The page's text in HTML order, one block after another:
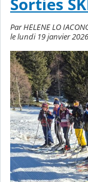
Sorties
Par HELENE LO
le lundi 19 janvier